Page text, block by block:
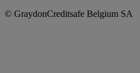
© GraydonCreditsafe Belgium SA